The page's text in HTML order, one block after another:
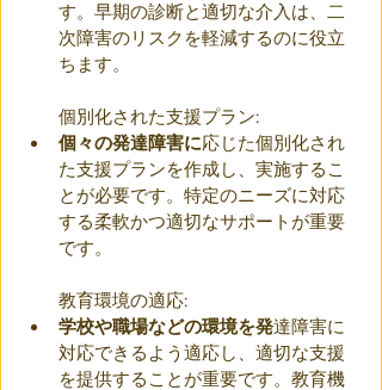
す。早期の診断と適切な介入は、二
次障害のリスクを軽減するのに役立
ちます。
個別化された支援プラン:
個々の発達障害に応じた個別化され
た支援プランを作成し、実施するこ
とが必要です。特定のニーズに対応
する柔軟かつ適切なサポートが重要
です。
教育環境の適応:
学校や職場などの環境を発達障害に
対応できるよう適応し、適切な支援
を提供することが重要です。教育機